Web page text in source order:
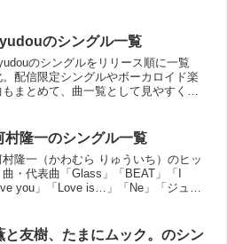
のシングル一覧
のシングルをリリース順に一覧
。配信限定シングルやボーカロイド楽
もまとめて、曲一覧として見やすく確
村隆一のシングル一覧
村隆一（かわむら りゅういち）のヒッ
曲・代表曲「Glass」「BEAT」「I
you」「Love is…」「Ne」「ジュリ
ジ → LUNA...
と友樹、たまにムック。のシン